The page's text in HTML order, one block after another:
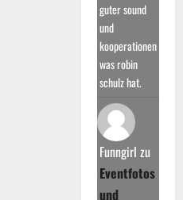
guter sound
und
kooperationen
was robin
schulz hat.
Funngirl zu
Eventfotos
und